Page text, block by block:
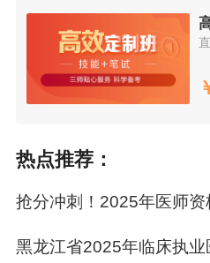
如果你有
第一次考，不清楚考
盲目做题，
多次考试没通过，想
热点推荐：